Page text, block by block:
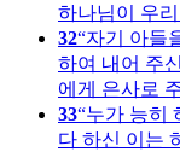
하나님이 우
32 자기 아들
하여 내어 주
에게 은사로
33 누가 능히
다 하신 이는